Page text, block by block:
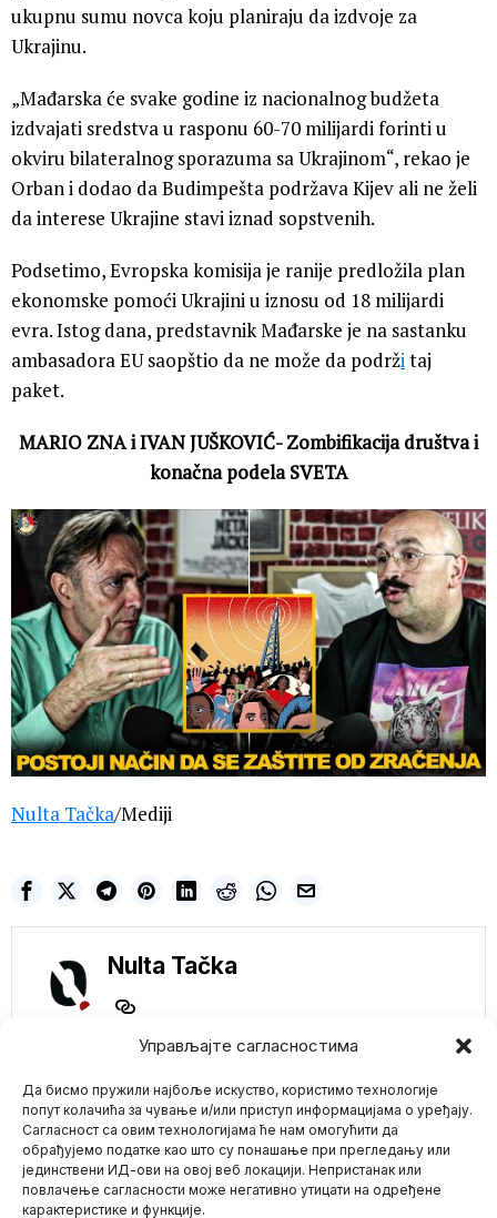
Управљајте сагласностима
Да бисмо пружили најбоље искуство, користимо технологије
попут колачића за чување и/или приступ информацијама о уређају.
Сагласност са овим технологијама ће нам омогућити да
обрађујемо податке као што су понашање при прегледању или
јединствени ИД-ови на овој веб локацији. Непристанак или
повлачење сагласности може негативно утицати на одређене
карактеристике и функције.
ukupnu sumu novca koju planiraju da izdvoje za
Ukrajinu.
„Mađarska će svake godine iz nacionalnog budžeta
izdvajati sredstva u rasponu 60-70 milijardi forinti u
okviru bilateralnog sporazuma sa Ukrajinom“, rekao je
Orban i dodao da Budimpešta podržava Kijev ali ne želi
da interese Ukrajine stavi iznad sopstvenih.
Podsetimo, Evropska komisija je ranije predložila plan
ekonomske pomoći Ukrajini u iznosu od 18 milijardi
evra. Istog dana, predstavnik Mađarske je na sastanku
ambasadora EU saopštio da ne može da podržitaj
paket.
MARIO ZNA i IVAN JUŠKOVIĆ- Zombifikacija društva i
konačna podela SVETA
Nulta Tačka/Mediji
Nulta Tačka
Mario zna Youtube
CNN „upozorava“
gledaoce da je novi
film „Sound of
Freedom“
propaganda protiv
pedofilije
CNN je upozorio svoju